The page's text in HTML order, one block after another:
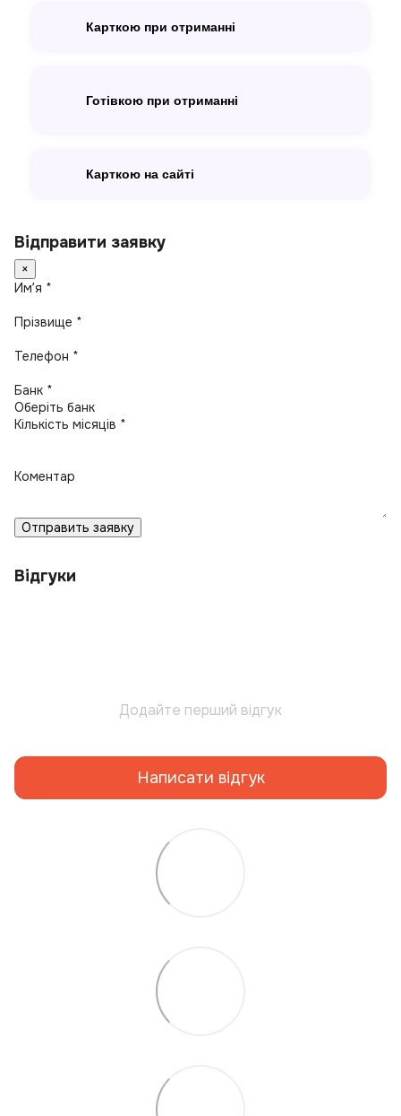
Карткою при отриманні
Готівкою при отриманні
Карткою на сайті
Відправити заявку
×
Имʼя *
Прізвище *
Телефон *
Банк *
Кількість місяців *
Коментар
Отправить заявку
Відгуки
Додайте перший відгук
Написати відгук